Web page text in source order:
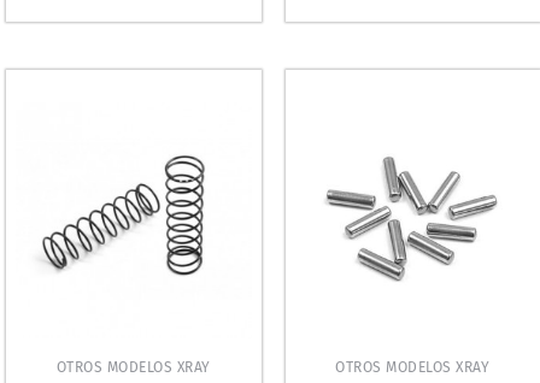
OTROS MODELOS XRAY OTROS MODELOS XRAY